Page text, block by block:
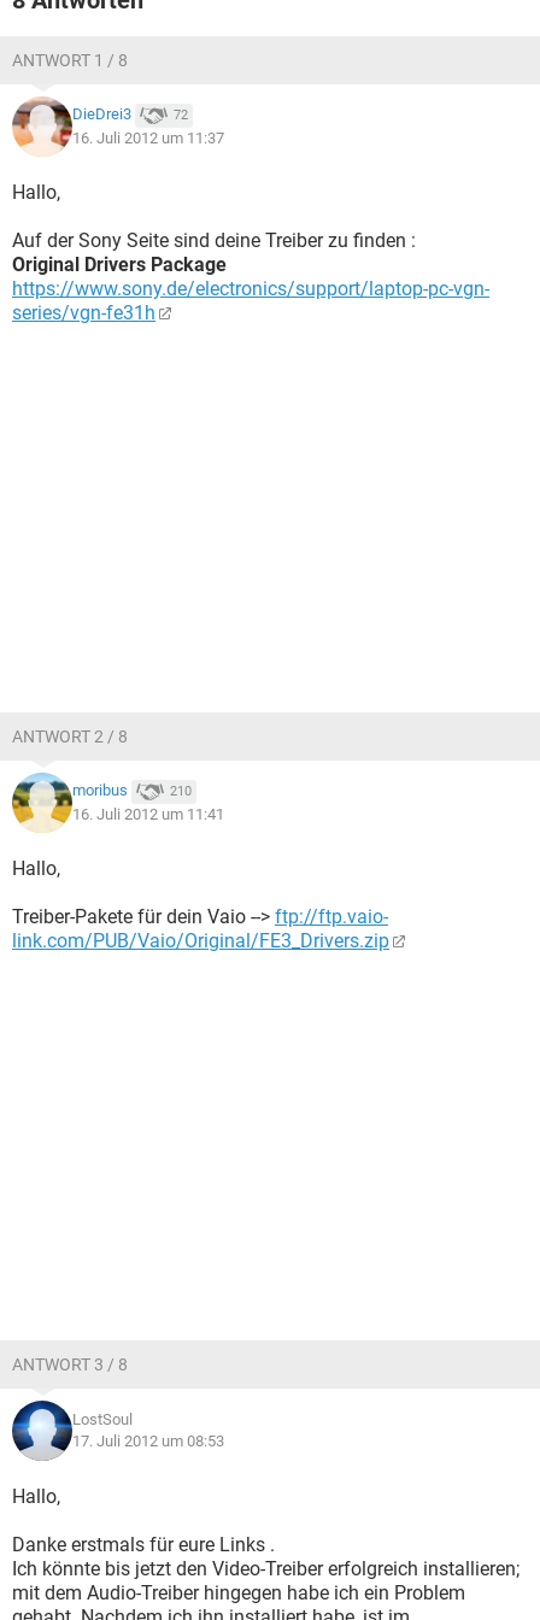
ANTWORT 1 / 8
DieDrei3 72
16. Juli 2012 um 11:37
Hallo,
Auf der Sony Seite sind deine Treiber zu finden :
Original Drivers Package
https://www.sony.de/electronics/support/laptop-pc-vgn-
series/vgn-fe31h
ANTWORT 2 / 8
moribus 210
16. Juli 2012 um 11:41
Hallo,
Treiber-Pakete für dein Vaio --> ftp://ftp.vaio-
link.com/PUB/Vaio/Original/FE3_Drivers.zip
ANTWORT 3 / 8
LostSoul
17. Juli 2012 um 08:53
Hallo,
Danke erstmals für eure Links .
Ich könnte bis jetzt den Video-Treiber erfolgreich installieren;
mit dem Audio-Treiber hingegen habe ich ein Problem